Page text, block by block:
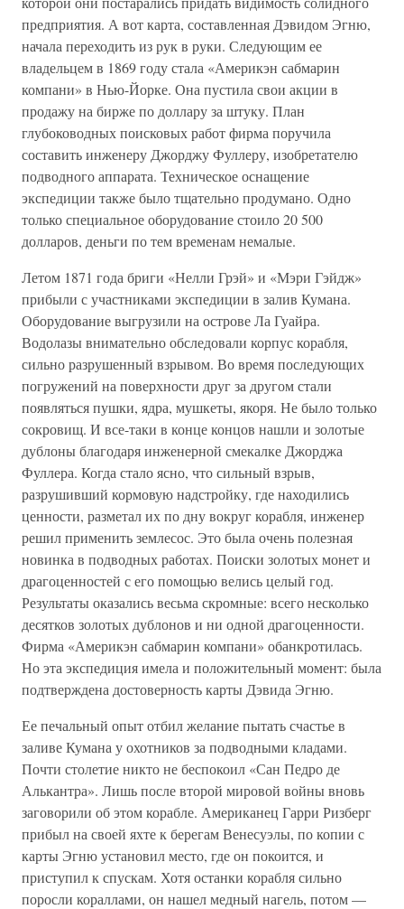
предприятия. А вот карта, составленная Дэвидом Эгню,
начала переходить из рук в руки. Следующим ее
владельцем в 1869 году стала «Америкэн сабмарин
компани» в Нью-Йорке. Она пустила свои акции в
продажу на бирже по доллару за штуку. План
глубоководных поисковых работ фирма поручила
составить инженеру Джорджу Фуллеру, изобретателю
подводного аппарата. Техническое оснащение
экспедиции также было тщательно продумано. Одно
только специальное оборудование стоило 20 500
долларов, деньги по тем временам немалые.
Летом 1871 года бриги «Нелли Грэй» и «Мэри Гэйдж»
прибыли с участниками экспедиции в залив Кумана.
Оборудование выгрузили на острове Ла Гуайра.
Водолазы внимательно обследовали корпус корабля,
сильно разрушенный взрывом. Во время последующих
погружений на поверхности друг за другом стали
появляться пушки, ядра, мушкеты, якоря. Не было только
сокровищ. И все-таки в конце концов нашли и золотые
дублоны благодаря инженерной смекалке Джорджа
Фуллера. Когда стало ясно, что сильный взрыв,
разрушивший кормовую надстройку, где находились
ценности, разметал их по дну вокруг корабля, инженер
решил применить землесос. Это была очень полезная
новинка в подводных работах. Поиски золотых монет и
драгоценностей с его помощью велись целый год.
Результаты оказались весьма скромные: всего несколько
десятков золотых дублонов и ни одной драгоценности.
Фирма «Америкэн сабмарин компани» обанкротилась.
Но эта экспедиция имела и положительный момент: была
подтверждена достоверность карты Дэвида Эгню.
Ее печальный опыт отбил желание пытать счастье в
заливе Кумана у охотников за подводными кладами.
Почти столетие никто не беспокоил «Сан Педро де
Алькантра». Лишь после второй мировой войны вновь
заговорили об этом корабле. Американец Гарри Ризберг
прибыл на своей яхте к берегам Венесуэлы, по копии с
карты Эгню установил место, где он покоится, и
приступил к спускам. Хотя останки корабля сильно
поросли кораллами, он нашел медный нагель, потом —